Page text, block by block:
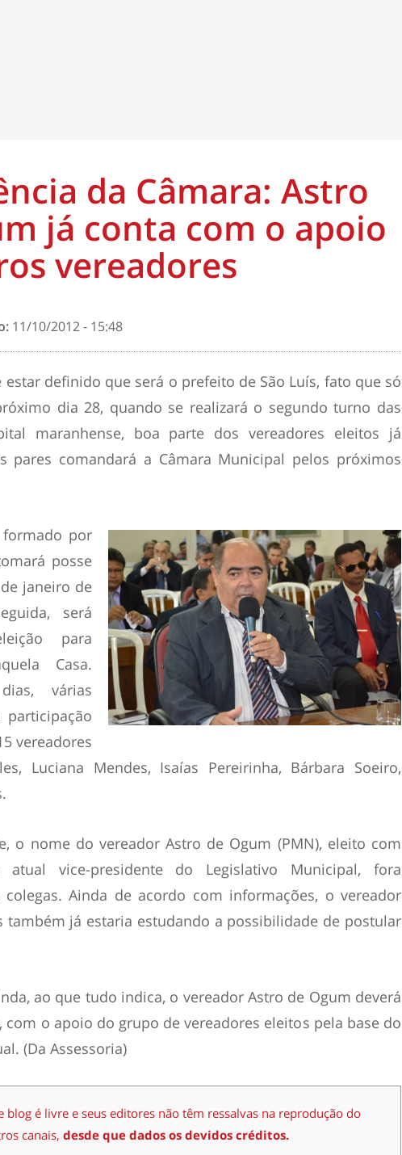
da Câmara: Astro
já conta com o apoio
vereadores
11/10/2012 - 15:48
estar definido que será o prefeito de São Luís, fato que só
dia 28, quando se realizará o segundo turno das
maranhense, boa parte dos vereadores eleitos já
pares comandará a Câmara Municipal pelos próximos
por
posse
janeiro de
será
para
Casa.
várias
vereadores
Luciana Mendes, Isaías Pereirinha, Bárbara Soeiro,
o nome do vereador Astro de Ogum (PMN), eleito com
vice-presidente do Legislativo Municipal, fora
colegas. Ainda de acordo com informações, o vereador
também já estaria estudando a possibilidade de postular
ao que tudo indica, o vereador Astro de Ogum deverá
com o apoio do grupo de vereadores eleitos pela base do
(Da Assessoria)
blog é livre e seus editores não têm ressalvas na reprodução do
canais, desde que dados os devidos créditos.